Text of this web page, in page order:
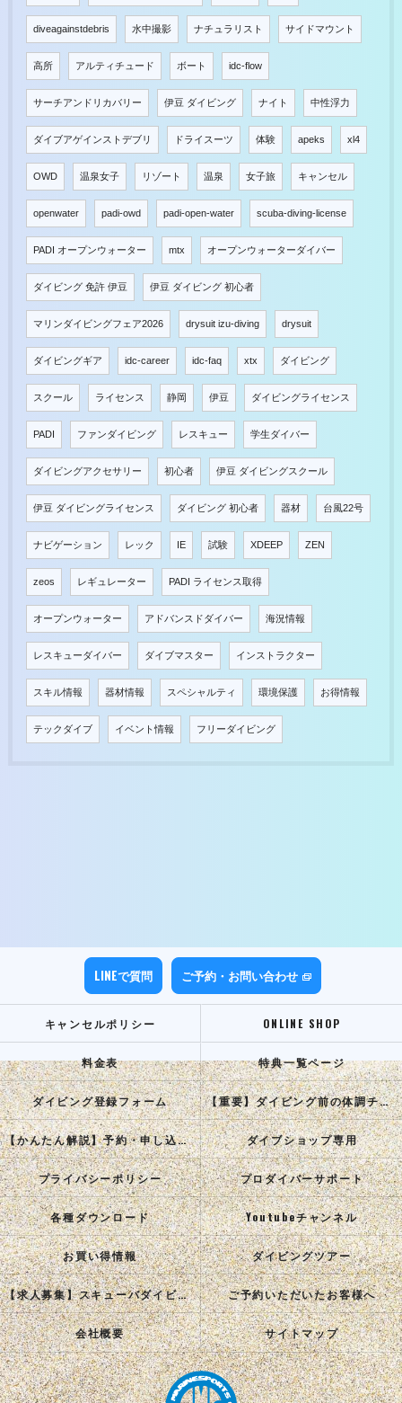
diveagainstdebris 水中撮影 ナチュラリスト サイドマウント
高所 アルティチュード ボート idc-flow
サーチアンドリカバリー 伊豆 ダイビング ナイト 中性浮力
ダイブアゲインストデブリ ドライスーツ 体験 apeks xl4
OWD 温泉女子 リゾート 温泉 女子旅 キャンセル
openwater padi-owd padi-open-water scuba-diving-license
PADI オープンウォーター mtx オープンウォーターダイバー
ダイビング 免許 伊豆 伊豆 ダイビング 初心者
マリンダイビングフェア2026 drysuit izu-diving drysuit
ダイビングギア idc-career idc-faq xtx ダイビング
スクール ライセンス 静岡 伊豆 ダイビングライセンス
PADI ファンダイビング レスキュー 学生ダイバー
ダイビングアクセサリー 初心者 伊豆 ダイビングスクール
伊豆 ダイビングライセンス ダイビング 初心者 器材 台風22号
ナビゲーション レック IE 試験 XDEEP ZEN
zeos レギュレーター PADI ライセンス取得
オープンウォーター アドバンスドダイバー 海況情報
レスキューダイバー ダイブマスター インストラクター
スキル情報 器材情報 スペシャルティ 環境保護 お得情報
テックダイブ イベント情報 フリーダイビング
LINEで質問 ご予約・お問い合わせ
キャンセルポリシー ONLINE SHOP
料金表 特典一覧ページ
ダイビング登録フォーム 【重要】ダイビング前の体調チェック
【かんたん解説】予約・申し込み手順 ダイブショップ専用
プライバシーポリシー プロダイバーサポート
各種ダウンロード Youtubeチャンネル
お買い得情報 ダイビングツアー
【求人募集】スキューバダイビングインストラクターを目指す正社員を募集中！ ご予約いただいたお客様へ
会社概要 サイトマップ